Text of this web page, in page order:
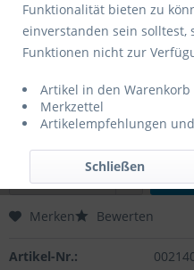
9,23 € *
Inhalt: 1 Stück
zzgl. MwSt.zzgl. Versandkosten
Merken Bewerten
Artikel-Nr.:
Funktionalität bieten zu
einverstanden sein solltest,
Funktionen nicht zur
Artikel in den Warenkorb
Merkzettel
Artikelempfehlungen
Schließen